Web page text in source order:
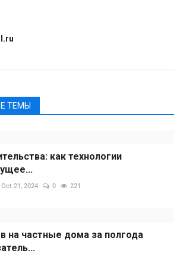
ТЕМЫ
как технологии
Oct 21, 2024 0 221
на частные дома за полгода